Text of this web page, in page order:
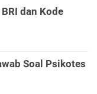
dan Kode
Soal Psikotes